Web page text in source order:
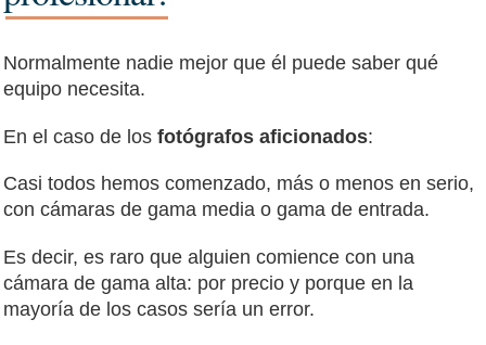
Normalmente nadie mejor que él puede saber qué
equipo necesita.
En el caso de losfotógrafos aficionados:
Casi todos hemos comenzado, más o menos en serio,
con cámaras de gama media o gama de entrada.
Es decir, es raro que alguien comience con una
cámara de gama alta: por precio y porque en la
mayoría de los casos sería un error.